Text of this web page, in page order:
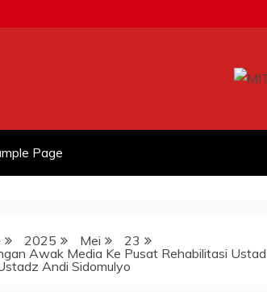
Page
2025 Mei
23
Awak Media Ke Pusat Rehabilitasi
Andi Sidomulyo